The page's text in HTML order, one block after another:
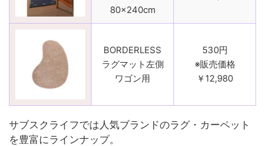
80×240cm
BORDERLESS
ラグマット左側
ワゴン用
530円
※販売価格
￥12,980
サブスクライフでは人気ブランドのラグ・カーペット
を豊富にラインナップ。